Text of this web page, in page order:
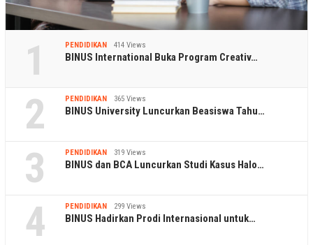
1 PENDIDIKAN 414 Views
BINUS International Buka Program Creativ…
2 PENDIDIKAN 365 Views
BINUS University Luncurkan Beasiswa Tahu…
3 PENDIDIKAN 319 Views
BINUS dan BCA Luncurkan Studi Kasus Halo…
4 PENDIDIKAN 299 Views
BINUS Hadirkan Prodi Internasional untuk…